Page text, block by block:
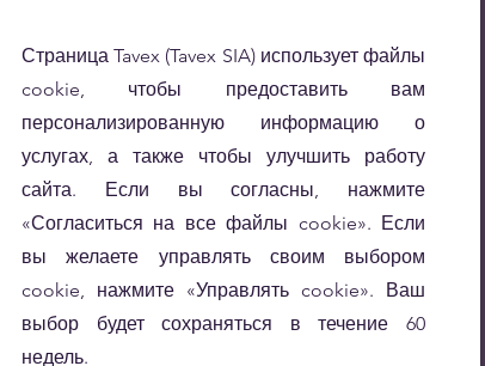
Страница Tavex (Tavex SIA) использует файлы
cookie, чтобы предоставить вам
персонализированную информацию о
услугах, а также чтобы улучшить работу
сайта. Если вы согласны, нажмите
«Согласиться на все файлы cookie». Если
вы желаете управлять своим выбором
cookie, нажмите «Управлять cookie». Ваш
выбор будет сохраняться в течение 60
недель.